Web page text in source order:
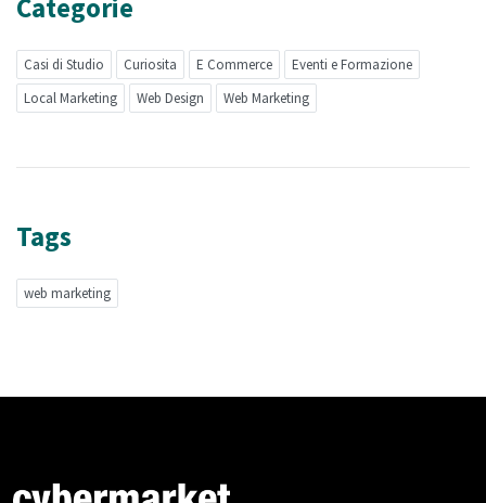
Categorie
Casi di Studio Curiosita E Commerce
Eventi e Formazione
Local Marketing
Web Design Web Marketing
Tags
web marketing